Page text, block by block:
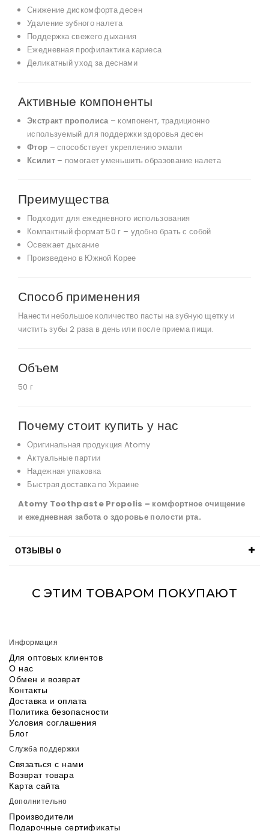
Снижение дискомфорта десен
Удаление зубного налета
Поддержка свежего дыхания
Ежедневная профилактика кариеса
Деликатный уход за деснами
Активные компоненты
Экстракт прополиса– компонент, традиционно
используемый для поддержки здоровья десен
Фтор – способствует укреплению эмали
Ксилит– помогает уменьшить образование налета
Преимущества
Подходит для ежедневного использования
Компактный формат 50 г – удобно брать с собой
Освежает дыхание
Произведено в Южной Корее
Способ применения
Нанести небольшое количество пасты на зубную щетку и
чистить зубы 2 раза в день или после приема пищи.
Объем
50 г
Почему стоит купить у нас
Оригинальная продукция Atomy
Актуальные партии
Надежная упаковка
Быстрая доставка по Украине
Atomy Toothpaste Propolis – комфортное очищение
и ежедневная забота о здоровье полости рта.
ОТЗЫВЫ 0
С ЭТИМ ТОВАРОМ ПОКУПАЮТ
Информация
Для оптовых клиентов
О нас
Обмен и возврат
Контакты
Доставка и оплата
Политика безопасности
Условия соглашения
Блог
Служба поддержки
Связаться с нами
Возврат товара
Карта сайта
Дополнительно
Производители
Подарочные сертификаты